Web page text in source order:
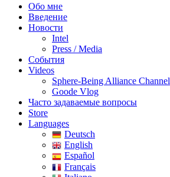
Обо мне
Введение
Новости
Intel
Press / Media
События
Videos
Sphere-Being Alliance Channel
Goode Vlog
Часто задаваемые вопросы
Store
Languages
Deutsch
English
Español
Français